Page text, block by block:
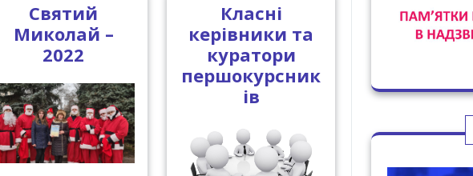
Святий
Миколай –
2022
Класні
керівники та
куратори
першокурсник
ів